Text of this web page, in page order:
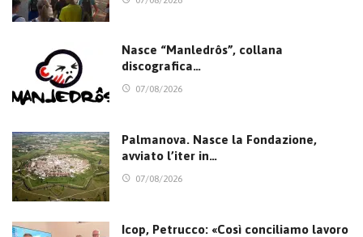
Nasce “Manledrôs”, collana
discografica…
07/08/2026
Palmanova. Nasce la Fondazione,
avviato l’iter in…
07/08/2026
Icop, Petrucco: «Così conciliamo lavoro